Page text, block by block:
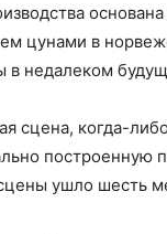
цунами в
в недалеком
сцена, когда-
построенную
ушло шесть